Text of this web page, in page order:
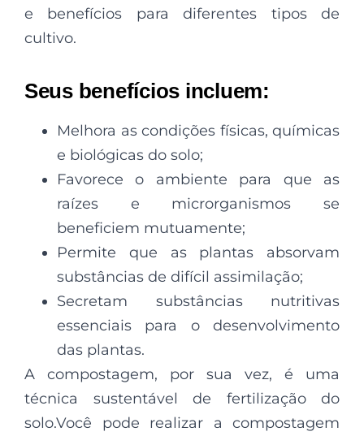
e benefícios para diferentes tipos de
cultivo.
Seus benefícios incluem:
Melhora as condições físicas, químicas
e biológicas do solo;
Favorece o ambiente para que as
raízes e microrganismos se
beneficiem mutuamente;
Permite que as plantas absorvam
substâncias de difícil assimilação;
Secretam substâncias nutritivas
essenciais para o desenvolvimento
das plantas.
A compostagem, por sua vez, é uma
técnica sustentável de fertilização do
solo.Você pode realizar a compostagem